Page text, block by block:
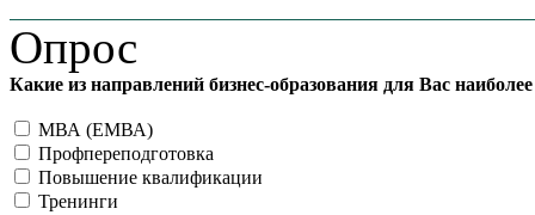
Опрос
Какие из направлений бизнес-образования для Вас
МВА (ЕМВА)
Профпереподготовка
Повышение квалификации
Тренинги